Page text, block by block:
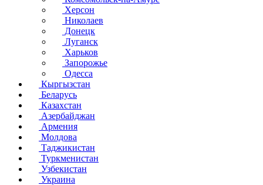
Херсон
Николаев
Донецк
Луганск
Харьков
Запорожье
Одесса
Кыргызстан
Беларусь
Казахстан
Азербайджан
Армения
Молдова
Таджикистан
Туркменистан
Узбекистан
Украина